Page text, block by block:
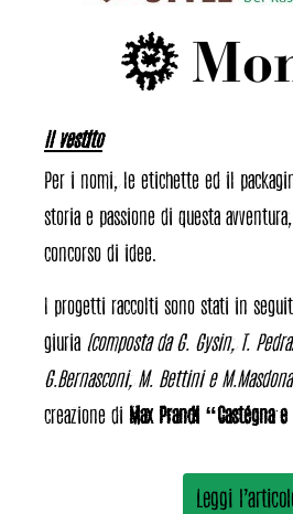
Il vestito
Per i nomi, le etichette ed il
storia e passione di questa
concorso di idee.
I progetti raccolti sono stati in
giuria (composta da G. Gysin, T.
G.Bernasconi, M. Bettini e
creazione di Max Prandi “Castégna e
Leggi